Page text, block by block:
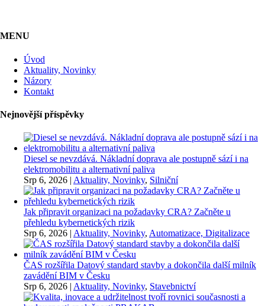
MENU
Úvod
Aktuality, Novinky
Názory
Kontakt
Nejnovější příspěvky
Diesel se nevzdává. Nákladní doprava ale postupně sází i na
elektromobilitu a alternativní paliva
Srp 6, 2026 | Aktuality, Novinky, Silniční
Jak připravit organizaci na požadavky CRA? Začněte u
přehledu kybernetických rizik
Srp 6, 2026 | Aktuality, Novinky, Automatizace, Digitalizace
ČAS rozšířila Datový standard stavby a dokončila další milník
zavádění BIM v Česku
Srp 6, 2026 | Aktuality, Novinky, Stavebnictví